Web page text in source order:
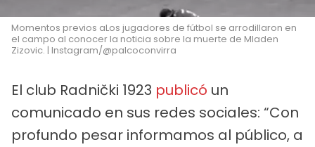
Momentos previos aLos jugadores de fútbol se arrodillaron en
el campo al conocer la noticia sobre la muerte de Mladen
Zizovic. | Instagram/@palcoconvirra
El club Radnički 1923 publicó un
comunicado en sus redes sociales: “Con
profundo pesar informamos al público, a